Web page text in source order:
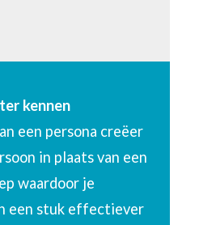
kennen
een persona creëer
in plaats van een
waardoor je
een stuk effectiever